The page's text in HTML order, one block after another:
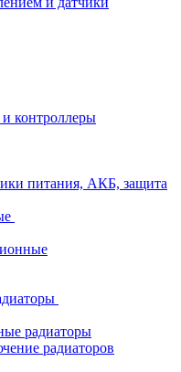
контроллеры
питания, АКБ, защита
радиаторы
радиаторов